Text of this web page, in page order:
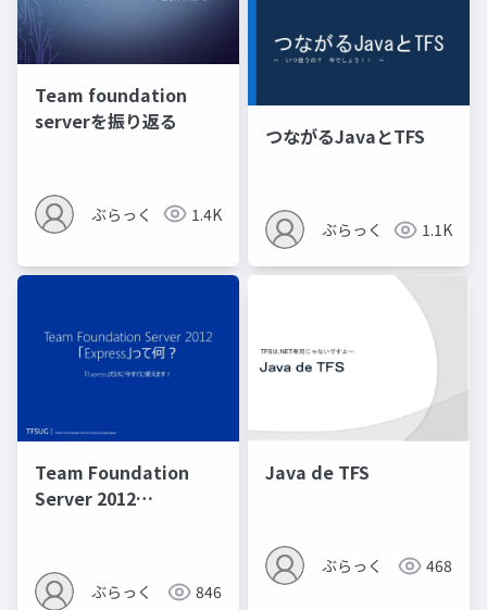
Team foundation
serverを振り返る
ぶらっく 1.4K
つながるJavaとTFS
ぶらっく 1.1K
Team Foundation
Server 2012
ぶらっく 846
Java de TFS
ぶらっく 468